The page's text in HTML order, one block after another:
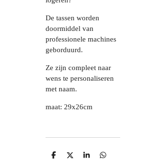
De tassen worden
doormiddel van
professionele machines
geborduurd.
Ze zijn compleet naar
wens te personaliseren
met naam.
maat: 29x26cm
D D S D